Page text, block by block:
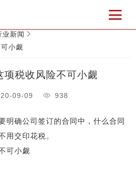
业新闻
小觑
项税收风险不可小觑
09-09 938
明确公司签订的合同中，什么合同
用交印花税。
可小觑